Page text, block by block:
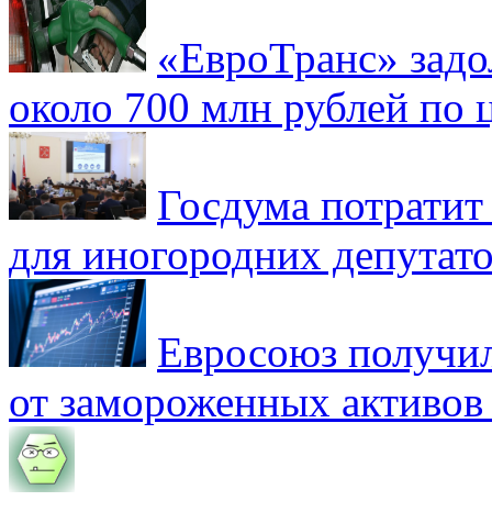
«ЕвроТранс»
около 700 млн рублей
Госдума
для иногородних
Евросоюз
от замороженных